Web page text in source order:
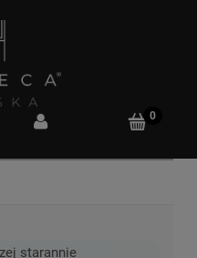
starannie